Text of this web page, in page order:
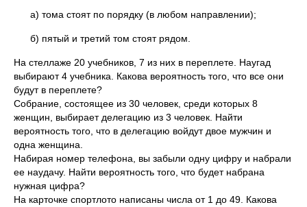
а) тома стоят по порядку (в любом направлении);
б) пятый и третий том стоят рядом.
На стеллаже 20 учебников, 7 из них в переплете. Наугад
выбирают 4 учебника. Какова вероятность того, что все они
будут в переплете?
Собрание, состоящее из 30 человек, среди которых 8
женщин, выбирает делегацию из 3 человек. Найти
вероятность того, что в делегацию войдут двое мужчин и
одна женщина.
Набирая номер телефона, вы забыли одну цифру и набрали
ее наудачу. Найти вероятность того, что будет набрана
нужная цифра?
На карточке спортлото написаны числа от 1 до 49. Какова